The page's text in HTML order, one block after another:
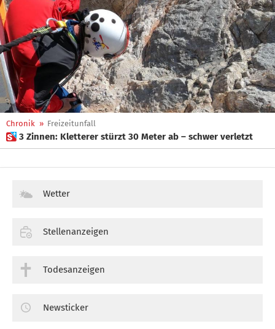
Chronik » Freizeitunfall
 3 Zinnen: Kletterer stürzt 30 Meter ab – schwer verletzt
Wetter
Stellenanzeigen
Todesanzeigen
Newsticker